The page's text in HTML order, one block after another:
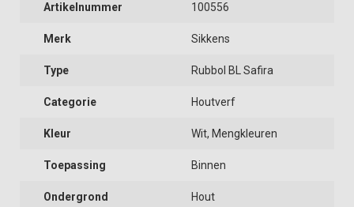
Artikelnummer 100556
Merk Sikkens
Type Rubbol BL Safira
Categorie Houtverf
Kleur Wit, Mengkleuren
Toepassing Binnen
Ondergrond Hout